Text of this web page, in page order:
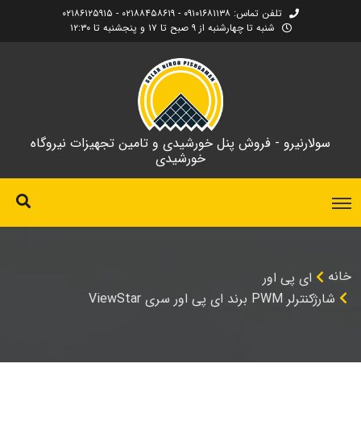
تلفن تماس: ۰۹۱۰۱۶۸۱۱۳۸ - ۰۲۱۸۸۴۵۸۶۱۹ - ۰۲۱۸۶۱۲۵۹۱۵
شنبه تا چهارشنبه از ۹ صبح تا ۱۷ و پنجشنبه تا ۱۲:۳۰
سولارنیرو - فروش پنل خورشیدی و تامین تجهیزات نیروگاه
خورشیدی
خانه
ای پی اور
شارژکنترلر PWM برند ای پی اور سری ViewStar